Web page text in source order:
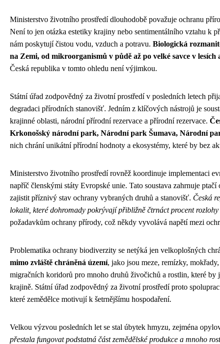
Ministerstvo životního prostředí dlouhodobě považuje ochranu
Není to jen otázka estetiky krajiny nebo sentimentálního vztahu k
nám poskytují čistou vodu, vzduch a potravu. Biologická
na Zemi, od mikroorganismů v půdě až po velké savce v lesích
Česká republika v tomto ohledu není výjimkou.
Státní úřad zodpovědný za životní prostředí v posledních letech
degradaci přírodních stanovišť. Jedním z klíčových nástrojů je
krajinné oblasti, národní přírodní rezervace a přírodní rezervace.
Krkonošský národní park, Národní park Šumava, Národní
nich chrání unikátní přírodní hodnoty a ekosystémy, které by bez
Ministerstvo životního prostředí rovněž koordinuje implementaci
napříč členskými státy Evropské unie. Tato soustava zahrnuje
zajistit příznivý stav ochrany vybraných druhů a stanovišť. Česká
lokalit, které dohromady pokrývají přibližně čtrnáct procent rozlohy
požadavkům ochrany přírody, což někdy vyvolává napětí mezi
Problematika ochrany biodiverzity se netýká jen velkoplošných
mimo zvláště chráněná území, jako jsou meze, remízky,
migračních koridorů pro mnoho druhů živočichů a rostlin, které
krajině. Státní úřad zodpovědný za životní prostředí proto
které zemědělce motivují k šetrnějšímu hospodaření.
Velkou výzvou posledních let se stal úbytek hmyzu, zejména
přestala fungovat podstatná část zemědělské produkce a mnoho